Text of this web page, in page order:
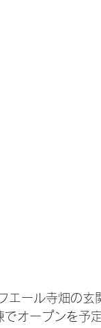
ール寺畑の玄
オープンを予